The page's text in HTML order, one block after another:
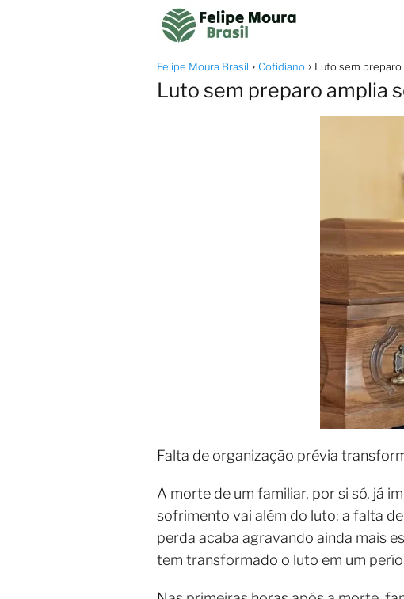
Felipe Moura Brasil Cotidiano Luto sem
Luto sem preparo amplia
Falta de organização prévia
A morte de um familiar, por si só, já
sofrimento vai além do luto: a falta
perda acaba agravando ainda mais
tem transformado o luto em um